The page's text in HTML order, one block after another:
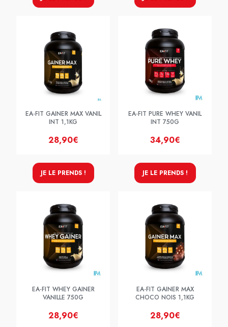
EA-FIT GAINER MAX VANIL
INT 1,1KG
28,90€
JE LE PRENDS !
EA-FIT PURE WHEY VANIL
INT 750G
34,90€
JE LE PRENDS !
EA-FIT WHEY GAINER
VANILLE 750G
28,90€
EA-FIT GAINER MAX
CHOCO NOIS 1,1KG
28,90€